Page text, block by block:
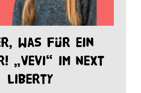
was für ein
„Vevi“ im Next
Liberty